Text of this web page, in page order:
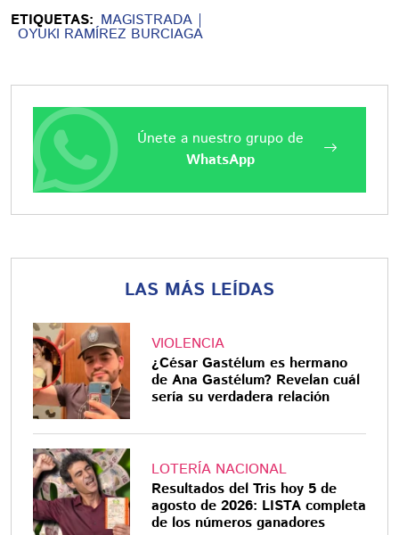
ETIQUETAS: MAGISTRADA
OYUKI RAMÍREZ BURCIAGA
Únete a nuestro grupo de
WhatsApp
LAS MÁS LEÍDAS
VIOLENCIA
¿César Gastélum es hermano
de Ana Gastélum? Revelan cuál
sería su verdadera relación
LOTERÍA NACIONAL
Resultados del Tris hoy 5 de
agosto de 2026: LISTA completa
de los números ganadores